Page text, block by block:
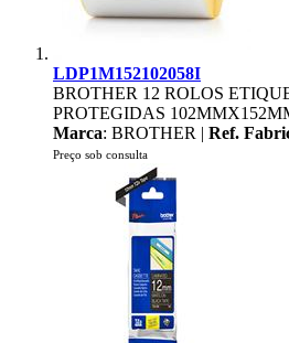
LDP1M152102058I
BROTHER 12 ROLOS
PROTEGIDAS
Marca: BROTHER | Ref.
Preço sob consulta